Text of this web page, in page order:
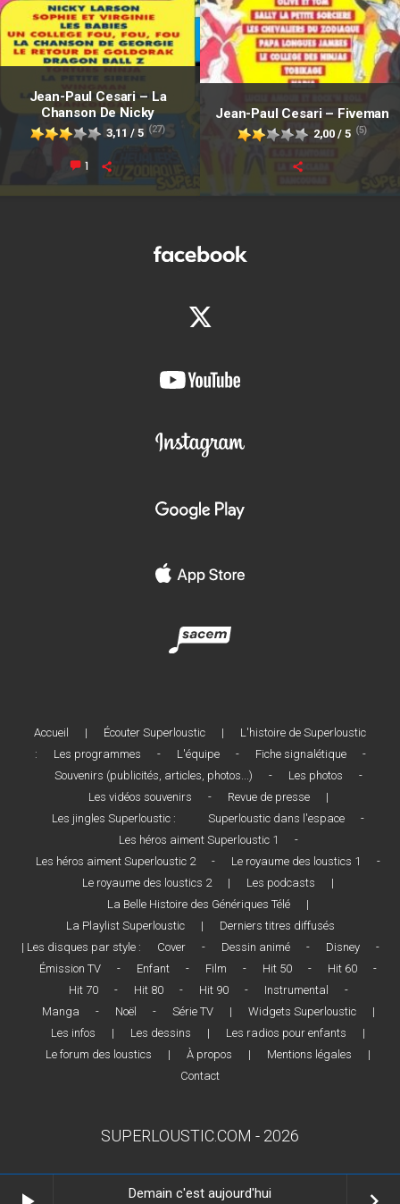
Demain c'est aujourd'hui
Jean-Paul Cesari – La
Chanson De Nicky
3,11 / 5 (27)
1
Jean-Paul Cesari – Fiveman
2,00 / 5 (5)
Accueil | Écouter Superloustic |
L'histoire de Superloustic
:
Les programmes - L'équipe - Fiche signalétique
-
Souvenirs (publicités, articles, photos...)
- Les photos
-
Les vidéos souvenirs
- Revue de presse
|
Les jingles Superloustic :
Superloustic dans l'espace
-
Les héros aiment Superloustic 1
-
Les héros aiment Superloustic 2
- Le royaume des loustics 1
-
Le royaume des loustics 2
| Les podcasts
|
La Belle Histoire des Génériques Télé
|
La Playlist Superloustic
|
Derniers titres diffusés
| Les disques par style :
Cover - Dessin animé - Disney
-
Émission TV
- Enfant - Film - Hit 50 - Hit 60
-
Hit 70
- Hit 80 - Hit 90 - Instrumental
-
Manga
- Noël - Série TV | Widgets Superloustic
|
Les infos
| Les dessins | Les radios pour enfants
|
Le forum des loustics
| À propos | Mentions légales
|
Contact
SUPERLOUSTIC.COM - 2026